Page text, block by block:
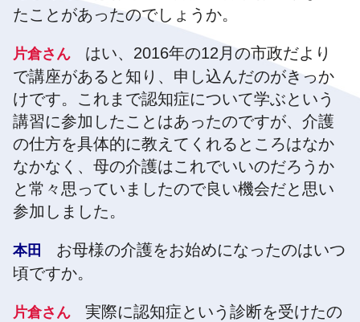
たことがあったのでしょうか。
片倉さん はい、2016年の12月の市政だより
で講座があると知り、申し込んだのがきっか
けです。これまで認知症について学ぶという
講習に参加したことはあったのですが、介護
の仕方を具体的に教えてくれるところはなか
なかなく、母の介護はこれでいいのだろうか
と常々思っていましたので良い機会だと思い
参加しました。
本田 お母様の介護をお始めになったのはいつ
頃ですか。
片倉さん実際に認知症という診断を受けたの